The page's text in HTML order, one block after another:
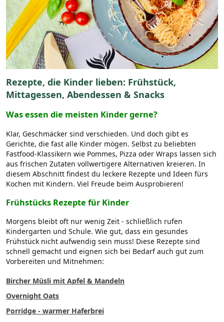
Rezepte, die Kinder lieben: Frühstück,
Mittagessen, Abendessen & Snacks
Was essen die meisten Kinder gerne?
Klar, Geschmäcker sind verschieden. Und doch gibt es
Gerichte, die fast alle Kinder mögen. Selbst zu beliebten
Fastfood-Klassikern wie Pommes, Pizza oder Wraps lassen sich
aus frischen Zutaten vollwertigere Alternativen kreieren. In
diesem Abschnitt findest du leckere Rezepte und Ideen fürs
Kochen mit Kindern. Viel Freude beim Ausprobieren!
Frühstücks Rezepte für Kinder
Morgens bleibt oft nur wenig Zeit - schließlich rufen
Kindergarten und Schule. Wie gut, dass ein gesundes
Frühstück nicht aufwendig sein muss! Diese Rezepte sind
schnell gemacht und eignen sich bei Bedarf auch gut zum
Vorbereiten und Mitnehmen:
Bircher Müsli mit Apfel & Mandeln
Overnight Oats
Porridge - warmer Haferbrei